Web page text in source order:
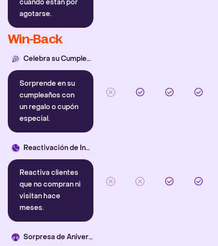
cuando están por
agotarse.
Win-Back
Celebra su Cumpleaños
Sorprende en su
cumpleaños con
un regalo o cupón
especial.
Reactivación de Inactivos
Reactiva clientes
que no compran ni
visitan hace
meses.
Sorpresa de Aniversario